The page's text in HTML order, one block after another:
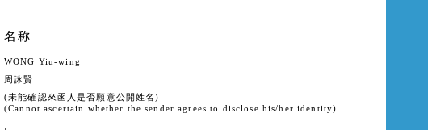
名称
WONG Yiu-wing
周詠賢
(未能確認來函人是否願意公開姓名)
(Cannot ascertain whether the sender agrees to disclose his/her identity)